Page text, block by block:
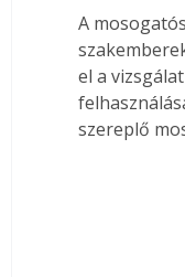
A
el a
szereplő